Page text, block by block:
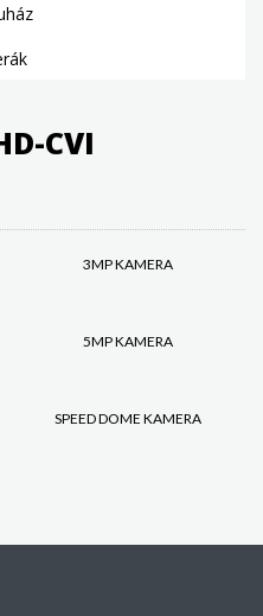
CVI
3MP KAMERA
5MP KAMERA
SPEED DOME KAMERA